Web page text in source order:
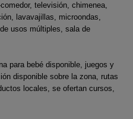
televisión, chimenea,
lavavajillas, microondas,
usos múltiples, sala de
para bebé disponible, juegos y
disponible sobre la zona, rutas
locales, se ofertan cursos,